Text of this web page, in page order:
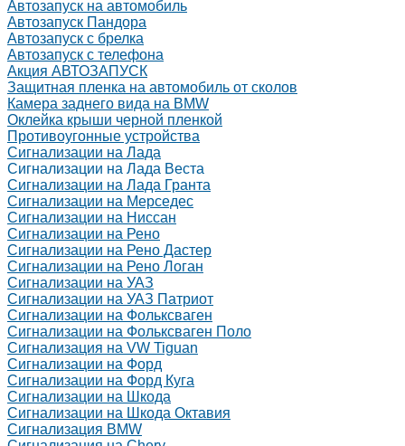
Автозапуск на автомобиль
Автозапуск Пандора
Автозапуск с брелка
Автозапуск с телефона
Акция АВТОЗАПУСК
Защитная пленка на автомобиль от сколов
Камера заднего вида на BMW
Оклейка крыши черной пленкой
Противоугонные устройства
Сигнализации на Лада
Сигнализации на Лада Веста
Сигнализации на Лада Гранта
Сигнализации на Мерседес
Сигнализации на Ниссан
Сигнализации на Рено
Сигнализации на Рено Дастер
Сигнализации на Рено Логан
Сигнализации на УАЗ
Сигнализации на УАЗ Патриот
Сигнализации на Фольксваген
Сигнализации на Фольксваген Поло
Сигнализация на VW Tiguan
Сигнализации на Форд
Сигнализации на Форд Куга
Сигнализации на Шкода
Сигнализации на Шкода Октавия
Сигнализация BMW